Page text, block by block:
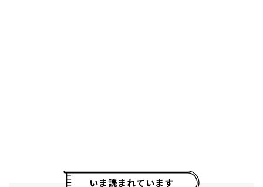
いま読まれています